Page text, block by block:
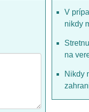
V
nikdy
na
Nikdy